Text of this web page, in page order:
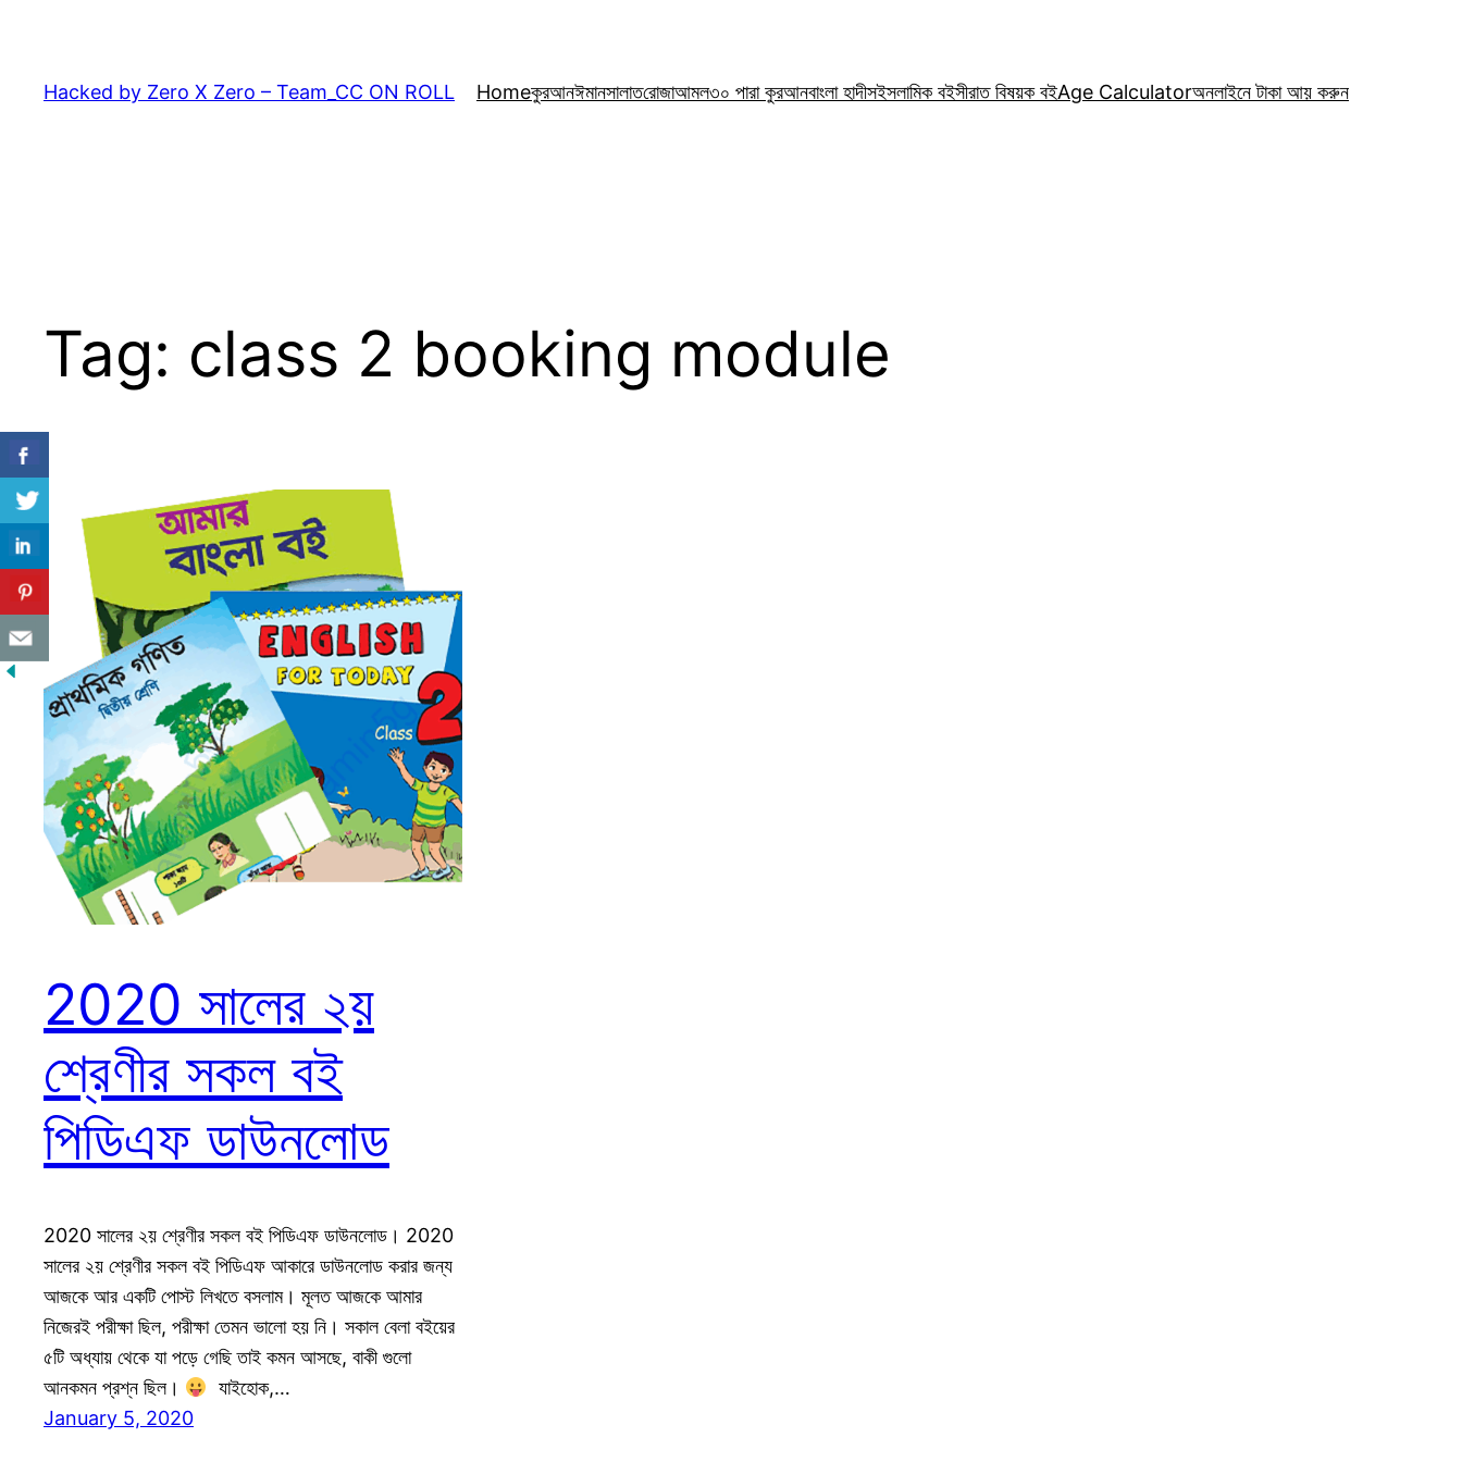
content
Hacked by Zero X Zero – Team_CC ON ROLL Homeকুরআনঈমানসালাতরোজাআমল৩০ পারা কুরআনবাংলা হাদীসইসলামিক বইসীরাত বিষয়ক বইAge Calculatorঅনলাইনে টাকা আয় করুন
Tag: class 2 booking module
2020 সালের ২য়
শ্রেণীর সকল বই
পিডিএফ ডাউনলোড
2020 সালের ২য় শ্রেণীর সকল বই পিডিএফ ডাউনলোড। 2020
সালের ২য় শ্রেণীর সকল বই পিডিএফ আকারে ডাউনলোড করার জন্য
আজকে আর একটি পোস্ট লিখতে বসলাম। মূলত আজকে আমার
নিজেরই পরীক্ষা ছিল, পরীক্ষা তেমন ভালো হয় নি। সকাল বেলা বইয়ের
৫টি অধ্যায় থেকে যা পড়ে গেছি তাই কমন আসছে, বাকী গুলো
আনকমন প্রশ্ন ছিল।
যাইহোক,…
January 5, 2020